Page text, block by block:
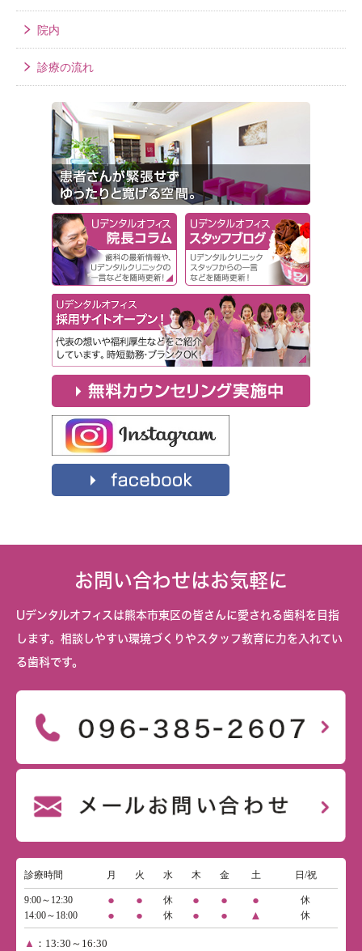
院内
診療の流れ
お問い合わせはお気軽に
Uデンタルオフィスは熊本市東区の皆さんに愛される歯科を目指
します。相談しやすい環境づくりやスタッフ教育に力を入れてい
る歯科です。
診療時間 月 火 水 木 金 土 日/祝
9:00～12:30 ● ● 休 ● ● ●
休
14:00～18:00
● ● 休 ● ● ▲ 休
▲ ：13:30～16:30